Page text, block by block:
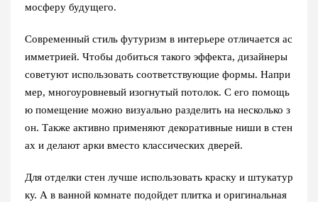
мосферу будущего.
Современный стиль футуризм в интерьере отличается ас
имметрией. Чтобы добиться такого эффекта, дизайнеры
советуют использовать соответствующие формы. Напри
мер, многоуровневый изогнутый потолок. С его помощь
ю помещение можно визуально разделить на несколько з
он. Также активно применяют декоративные ниши в стен
ах и делают арки вместо классических дверей.
Для отделки стен лучше использовать краску и штукатур
ку. А в ванной комнате подойдет плитка и оригинальная